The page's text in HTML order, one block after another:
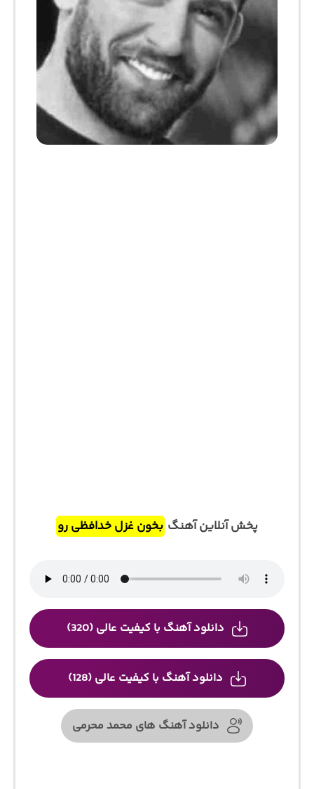
پخش آنلاین آهنگ بخون غزل خدافظی رو
دانلود آهنگ با کیفیت عالی (320)
دانلود آهنگ با کیفیت عالی (128)
دانلود آهنگ های محمد محرمی